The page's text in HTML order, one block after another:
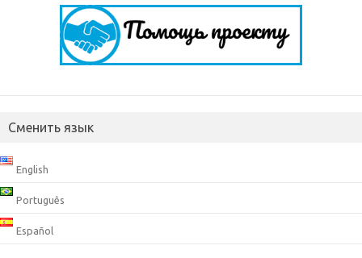
Сменить язык
English
Português
Español